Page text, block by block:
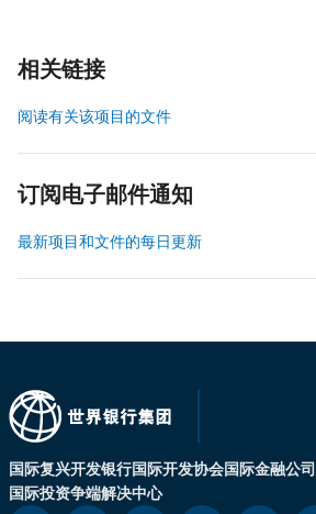
相关链接
阅读有关该项目的文件
订阅电子邮件通知
最新项目和文件的每日更新
国际复兴开发银行国际开发协会国际金融公司
国际投资争端解决中心